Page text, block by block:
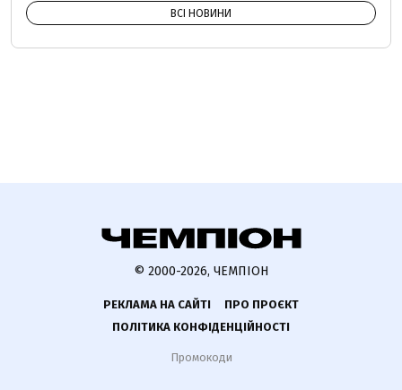
ВСІ НОВИНИ
© 2000-2026, ЧЕМПІОН
РЕКЛАМА НА САЙТІ
ПРО ПРОЄКТ
ПОЛІТИКА КОНФІДЕНЦІЙНОСТІ
Промокоди